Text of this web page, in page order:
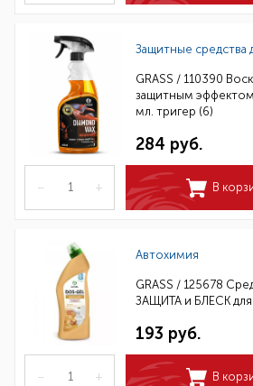
Защитные средства
GRASS / 110390
защитным
мл. тригер (6)
284 руб.
– + В
Автохимия
GRASS / 125678
ЗАЩИТА и БЛЕСК для
193 руб.
– + В